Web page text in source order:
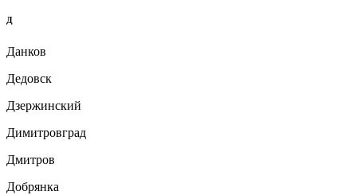
Д
Данков
Дедовск
Дзержинский
Димитровград
Дмитров
Добрянка